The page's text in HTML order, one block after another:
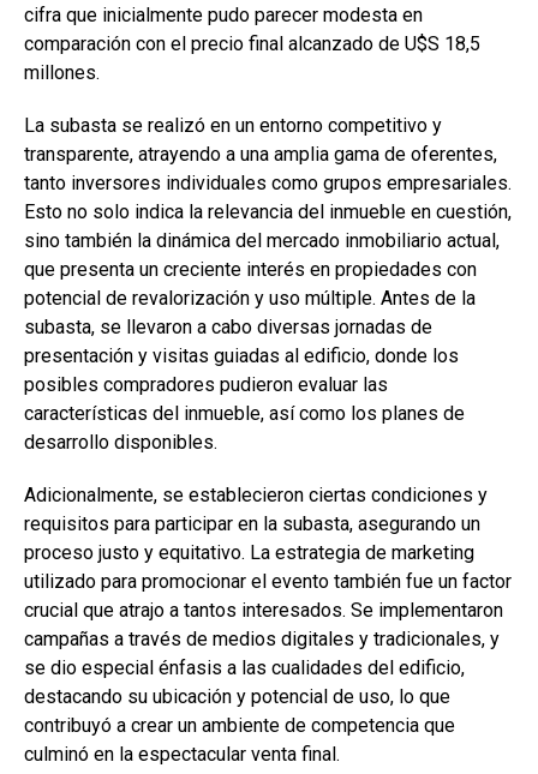
cifra que inicialmente pudo parecer modesta en
comparación con el precio final alcanzado de U$S 18,5
millones.
La subasta se realizó en un entorno competitivo y
transparente, atrayendo a una amplia gama de oferentes,
tanto inversores individuales como grupos empresariales.
Esto no solo indica la relevancia del inmueble en cuestión,
sino también la dinámica del mercado inmobiliario actual,
que presenta un creciente interés en propiedades con
potencial de revalorización y uso múltiple. Antes de la
subasta, se llevaron a cabo diversas jornadas de
presentación y visitas guiadas al edificio, donde los
posibles compradores pudieron evaluar las
características del inmueble, así como los planes de
desarrollo disponibles.
Adicionalmente, se establecieron ciertas condiciones y
requisitos para participar en la subasta, asegurando un
proceso justo y equitativo. La estrategia de marketing
utilizado para promocionar el evento también fue un factor
crucial que atrajo a tantos interesados. Se implementaron
campañas a través de medios digitales y tradicionales, y
se dio especial énfasis a las cualidades del edificio,
destacando su ubicación y potencial de uso, lo que
contribuyó a crear un ambiente de competencia que
culminó en la espectacular venta final.